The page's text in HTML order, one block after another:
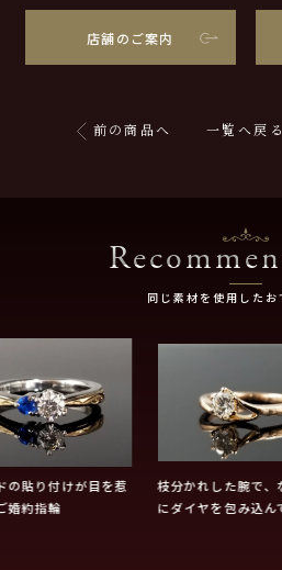
店舗のご案内
前の商品へ 一覧へ戻る
同じ素材を使用したお
の貼り付けが目を惹
婚約指輪
枝分かれした腕で、
にダイヤを包み込ん